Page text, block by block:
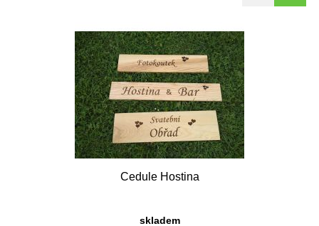
Cedule Hostina
skladem